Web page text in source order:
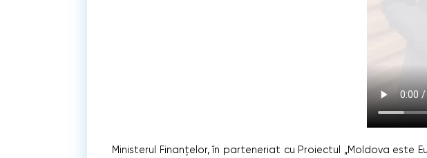
Ministerul Finanțelor, în parteneriat cu Proiectul „Moldova este